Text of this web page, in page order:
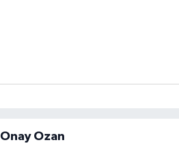
Onay Ozan